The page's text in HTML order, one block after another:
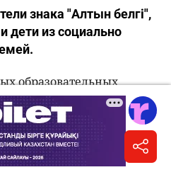
знака "Алтын белгі",
дети из социально
образовательных
счет республиканского
исполнительных
заведения Казахстана
собственные